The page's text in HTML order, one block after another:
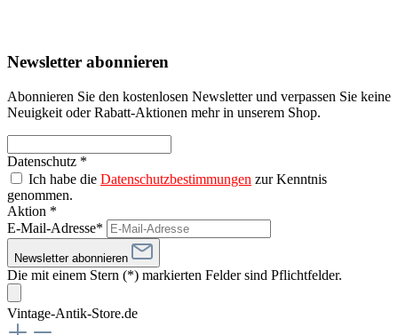
Newsletter abonnieren
Abonnieren Sie den kostenlosen Newsletter und verpassen Sie keine
Neuigkeit oder Rabatt-Aktionen mehr in unserem Shop.
Datenschutz *
Ich habe die Datenschutzbestimmungen zur Kenntnis
genommen.
Aktion *
E-Mail-Adresse*
Newsletter abonnieren
Die mit einem Stern (*) markierten Felder sind Pflichtfelder.
Vintage-Antik-Store.de